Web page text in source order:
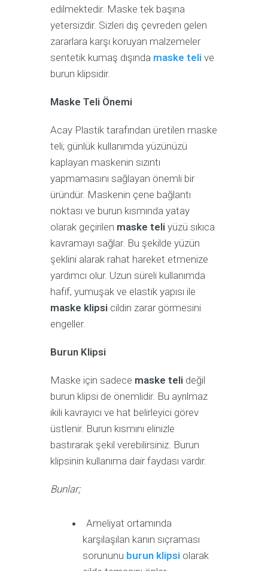
edilmektedir. Maske tek başına
yetersizdir. Sizleri dış çevreden gelen
zararlara karşı koruyan malzemeler
sentetik kumaş dışında maske teli ve
burun klipsidir.
Maske Teli Önemi
Acay Plastik tarafından üretilen maske
teli; günlük kullanımda yüzünüzü
kaplayan maskenin sızıntı
yapmamasını sağlayan önemli bir
üründür. Maskenin çene bağlantı
noktası ve burun kısmında yatay
olarak geçirilen maske teli yüzü sıkıca
kavramayı sağlar. Bu şekilde yüzün
şeklini alarak rahat hareket etmenize
yardımcı olur. Uzun süreli kullanımda
hafif, yumuşak ve elastik yapısı ile
maske klipsi cildin zarar görmesini
engeller.
Burun Klipsi
Maske için sadece maske teli değil
burun klipsi de önemlidir. Bu ayrılmaz
ikili kavrayıcı ve hat belirleyici görev
üstlenir. Burun kısmını elinizle
bastırarak şekil verebilirsiniz. Burun
klipsinin kullanıma dair faydası vardır.
Bunlar;
Ameliyat ortamında
karşılaşılan kanın sıçraması
sorununu burun klipsi olarak